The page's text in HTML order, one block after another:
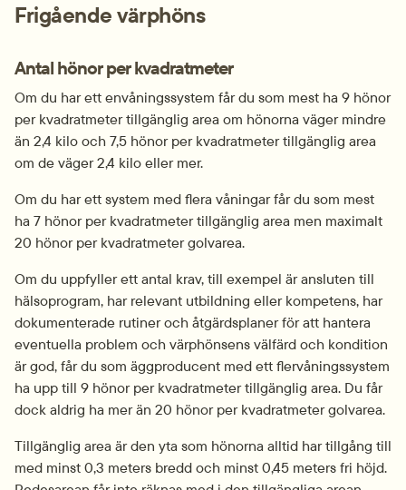
Frigående värphöns
Antal hönor per kvadratmeter
Om du har ett envåningssystem får du som mest ha 9 hönor
per kvadratmeter tillgänglig area om hönorna väger mindre
än 2,4 kilo och 7,5 hönor per kvadratmeter tillgänglig area
om de väger 2,4 kilo eller mer.
Om du har ett system med flera våningar får du som mest
ha 7 hönor per kvadratmeter tillgänglig area men maximalt
20 hönor per kvadratmeter golvarea.
Om du uppfyller ett antal krav, till exempel är ansluten till
hälsoprogram, har relevant utbildning eller kompetens, har
dokumenterade rutiner och åtgärdsplaner för att hantera
eventuella problem och värphönsens välfärd och kondition
är god, får du som äggproducent med ett flervåningssystem
ha upp till 9 hönor per kvadratmeter tillgänglig area. Du får
dock aldrig ha mer än 20 hönor per kvadratmeter golvarea.
Tillgänglig area är den yta som hönorna alltid har tillgång till
med minst 0,3 meters bredd och minst 0,45 meters fri höjd.